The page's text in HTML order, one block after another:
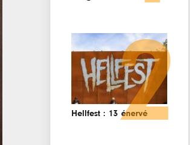
Hellfest : 13 énervé
2